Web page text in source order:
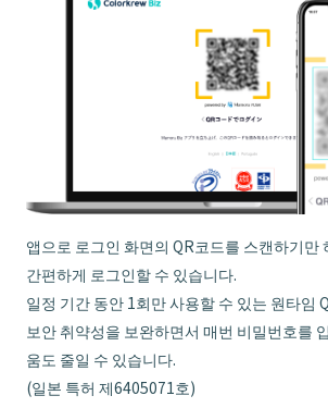
앱으로 로그인 화면의 QR코드를 스캔하기만
간편하게 로그인할 수 있습니다.
일정 기간 동안 1회만 사용할 수 있는 원타임
보안 취약성을 보완하면서 매번 비밀번호를
움도 줄일 수 있습니다.
(일본 특허 제6405071호)